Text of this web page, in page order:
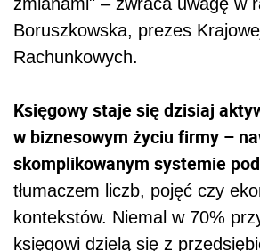
Boruszkowska, prezes
Rachunkowych.
Księgowy staje się dzisiaj
w biznesowym życiu firmy –
skomplikowanym systemie
tłumaczem liczb, pojęć czy
kontekstów. Niemal w 70%
księgowi dzielą się z